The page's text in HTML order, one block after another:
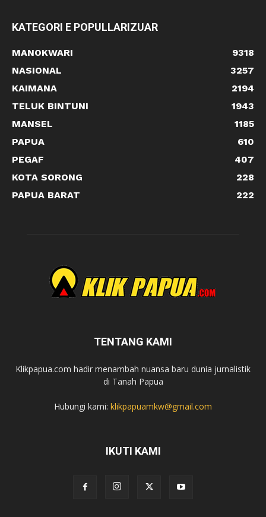
KATEGORI E POPULLARIZUAR
MANOKWARI
9318
NASIONAL
3257
KAIMANA
2194
TELUK BINTUNI
1943
MANSEL
1185
PAPUA
610
PEGAF
407
KOTA SORONG
228
PAPUA BARAT
222
TENTANG KAMI
Klikpapua.com hadir menambah nuansa baru dunia jurnalistik
di Tanah Papua
Hubungi kami: klikpapuamkw@gmail.com
IKUTI KAMI